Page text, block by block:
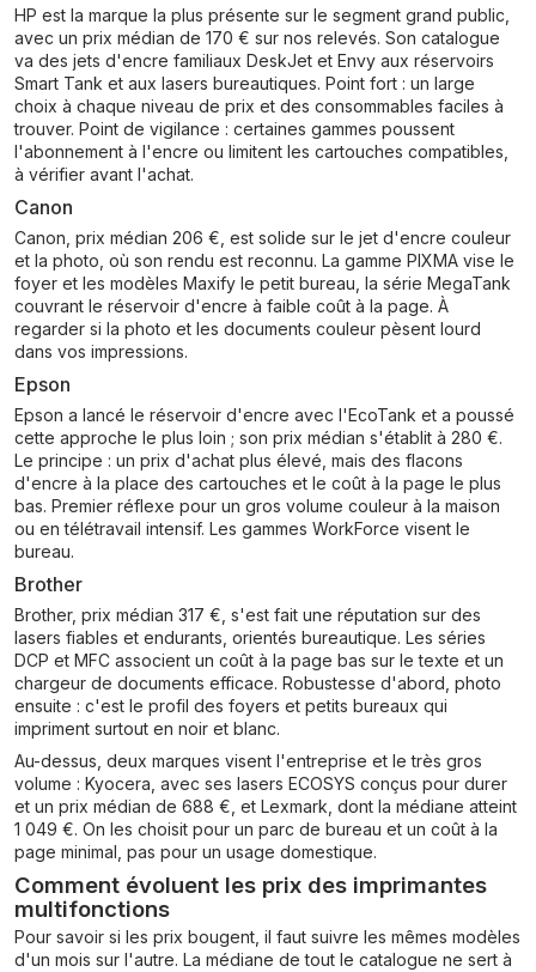
HP est la marque la plus présente sur le segment grand public,
avec un prix médian de 170 € sur nos relevés. Son catalogue
va des jets d'encre familiaux DeskJet et Envy aux réservoirs
Smart Tank et aux lasers bureautiques. Point fort : un large
choix à chaque niveau de prix et des consommables faciles à
trouver. Point de vigilance : certaines gammes poussent
l'abonnement à l'encre ou limitent les cartouches compatibles,
à vérifier avant l'achat.
Canon
Canon, prix médian 206 €, est solide sur le jet d'encre couleur
et la photo, où son rendu est reconnu. La gamme PIXMA vise le
foyer et les modèles Maxify le petit bureau, la série MegaTank
couvrant le réservoir d'encre à faible coût à la page. À
regarder si la photo et les documents couleur pèsent lourd
dans vos impressions.
Epson
Epson a lancé le réservoir d'encre avec l'EcoTank et a poussé
cette approche le plus loin ; son prix médian s'établit à 280 €.
Le principe : un prix d'achat plus élevé, mais des flacons
d'encre à la place des cartouches et le coût à la page le plus
bas. Premier réflexe pour un gros volume couleur à la maison
ou en télétravail intensif. Les gammes WorkForce visent le
bureau.
Brother
Brother, prix médian 317 €, s'est fait une réputation sur des
lasers fiables et endurants, orientés bureautique. Les séries
DCP et MFC associent un coût à la page bas sur le texte et un
chargeur de documents efficace. Robustesse d'abord, photo
ensuite : c'est le profil des foyers et petits bureaux qui
impriment surtout en noir et blanc.
Au-dessus, deux marques visent l'entreprise et le très gros
volume : Kyocera, avec ses lasers ECOSYS conçus pour durer
et un prix médian de 688 €, et Lexmark, dont la médiane atteint
1 049 €. On les choisit pour un parc de bureau et un coût à la
page minimal, pas pour un usage domestique.
Comment évoluent les prix des imprimantes
multifonctions
Pour savoir si les prix bougent, il faut suivre les mêmes modèles
d'un mois sur l'autre. La médiane de tout le catalogue ne sert à